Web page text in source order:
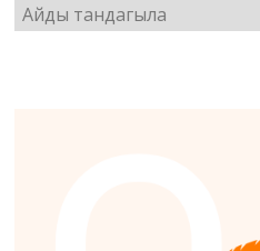
Архив